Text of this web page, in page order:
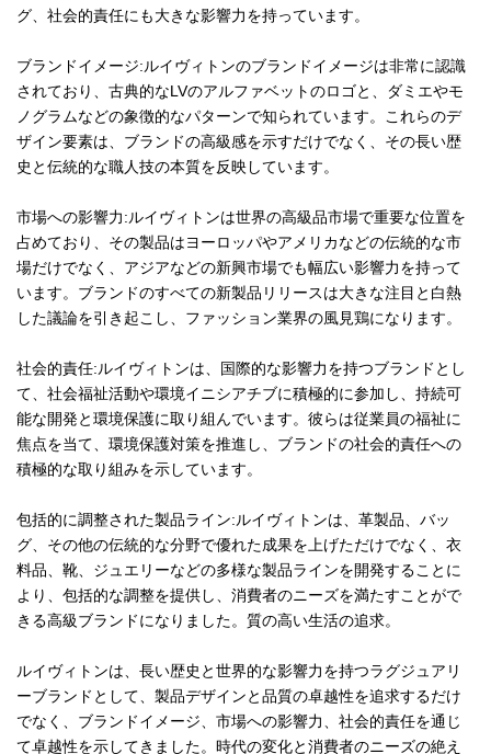
グ、社会的責任にも大きな影響力を持っています。
ブランドイメージ:ルイヴィトンのブランドイメージは非常に認識
されており、古典的なLVのアルファベットのロゴと、ダミエやモ
ノグラムなどの象徴的なパターンで知られています。これらのデ
ザイン要素は、ブランドの高級感を示すだけでなく、その長い歴
史と伝統的な職人技の本質を反映しています。
市場への影響力:ルイヴィトンは世界の高級品市場で重要な位置を
占めており、その製品はヨーロッパやアメリカなどの伝統的な市
場だけでなく、アジアなどの新興市場でも幅広い影響力を持って
います。ブランドのすべての新製品リリースは大きな注目と白熱
した議論を引き起こし、ファッション業界の風見鶏になります。
社会的責任:ルイヴィトンは、国際的な影響力を持つブランドとし
て、社会福祉活動や環境イニシアチブに積極的に参加し、持続可
能な開発と環境保護に取り組んでいます。彼らは従業員の福祉に
焦点を当て、環境保護対策を推進し、ブランドの社会的責任への
積極的な取り組みを示しています。
包括的に調整された製品ライン:ルイヴィトンは、革製品、バッ
グ、その他の伝統的な分野で優れた成果を上げただけでなく、衣
料品、靴、ジュエリーなどの多様な製品ラインを開発することに
より、包括的な調整を提供し、消費者のニーズを満たすことがで
きる高級ブランドになりました。質の高い生活の追求。
ルイヴィトンは、長い歴史と世界的な影響力を持つラグジュアリ
ーブランドとして、製品デザインと品質の卓越性を追求するだけ
でなく、ブランドイメージ、市場への影響力、社会的責任を通じ
て卓越性を示してきました。時代の変化と消費者のニーズの絶え